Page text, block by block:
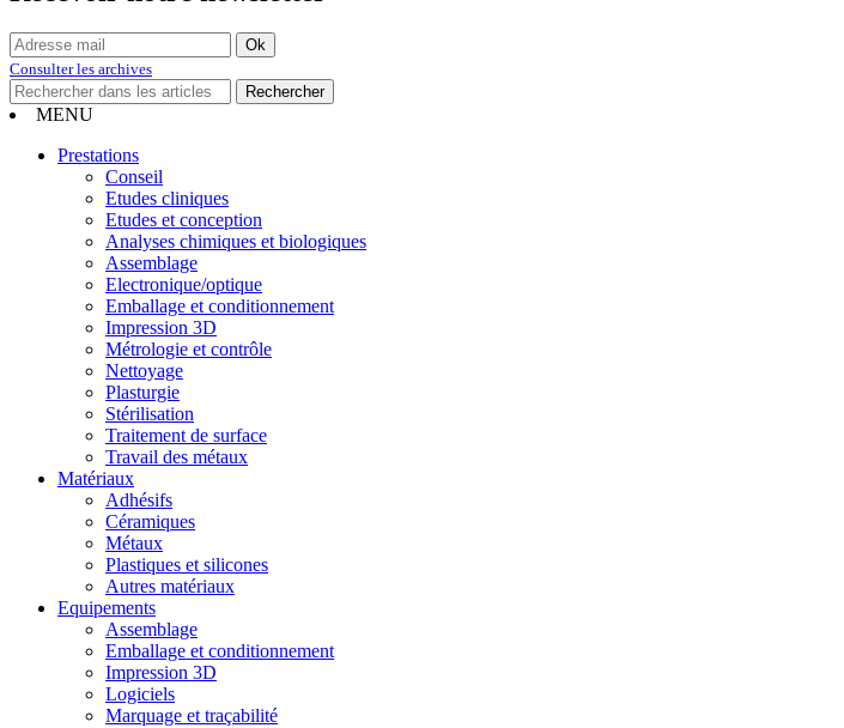
Consulter les archives
MENU
Prestations
Conseil
Etudes cliniques
Etudes et conception
Analyses chimiques et biologiques
Assemblage
Electronique/optique
Emballage et conditionnement
Impression 3D
Métrologie et contrôle
Nettoyage
Plasturgie
Stérilisation
Traitement de surface
Travail des métaux
Matériaux
Adhésifs
Céramiques
Métaux
Plastiques et silicones
Autres matériaux
Equipements
Assemblage
Emballage et conditionnement
Impression 3D
Logiciels
Marquage et traçabilité